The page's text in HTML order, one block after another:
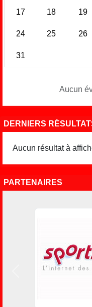
17 18 19
24 25 26
31
Aucun
DERNIERS
Aucun résultat à
PARTENAIRES